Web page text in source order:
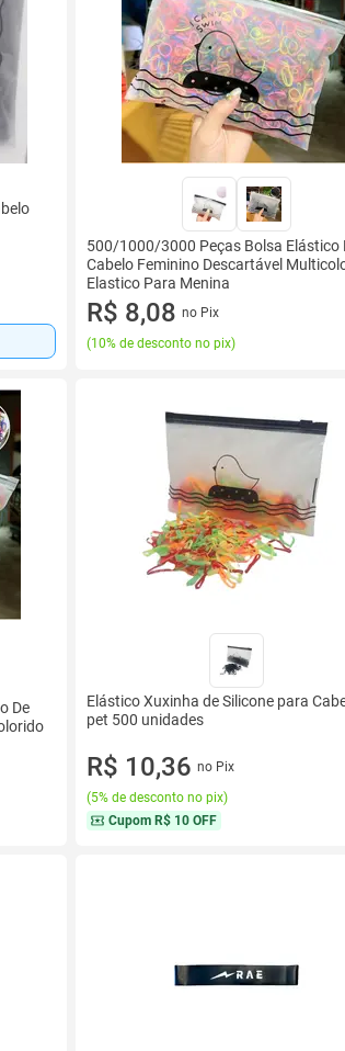
500/1000/3000 Peças Bolsa Elástico
Cabelo Feminino Descartável
Elastico Para Menina
R$ 8,08 no Pix
(10% de desconto no pix)
De
Elástico Xuxinha de Silicone para
pet 500 unidades
R$ 10,36 no Pix
(5% de desconto no pix)
Cupom R$ 10 OFF